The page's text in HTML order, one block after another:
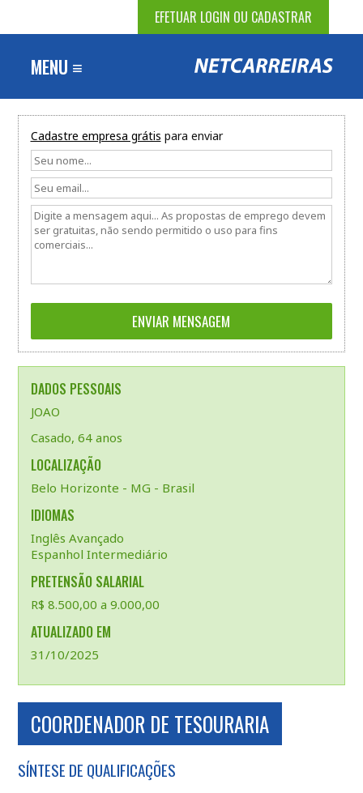
EFETUAR LOGIN OU CADASTRAR
MENU ≡
Cadastre empresa grátis para enviar
DADOS PESSOAIS
JOAO
Casado, 64 anos
LOCALIZAÇÃO
Belo Horizonte - MG - Brasil
IDIOMAS
Inglês Avançado
Espanhol Intermediário
PRETENSÃO SALARIAL
R$ 8.500,00 a 9.000,00
ATUALIZADO EM
31/10/2025
COORDENADOR DE TESOURARIA
SÍNTESE DE QUALIFICAÇÕES